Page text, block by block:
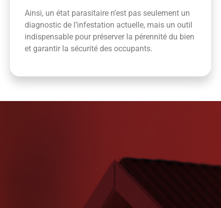
Ainsi, un état parasitaire n’est pas seulement un
diagnostic de l’infestation actuelle, mais un outil
indispensable pour préserver la pérennité du bien
et garantir la sécurité des occupants.